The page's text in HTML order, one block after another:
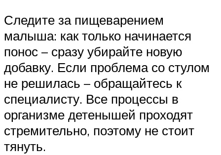
Следите за пищеварением
малыша: как только начинается
понос – сразу убирайте новую
добавку. Если проблема со стулом
не решилась – обращайтесь к
специалисту. Все процессы в
организме детенышей проходят
стремительно, поэтому не стоит
тянуть.